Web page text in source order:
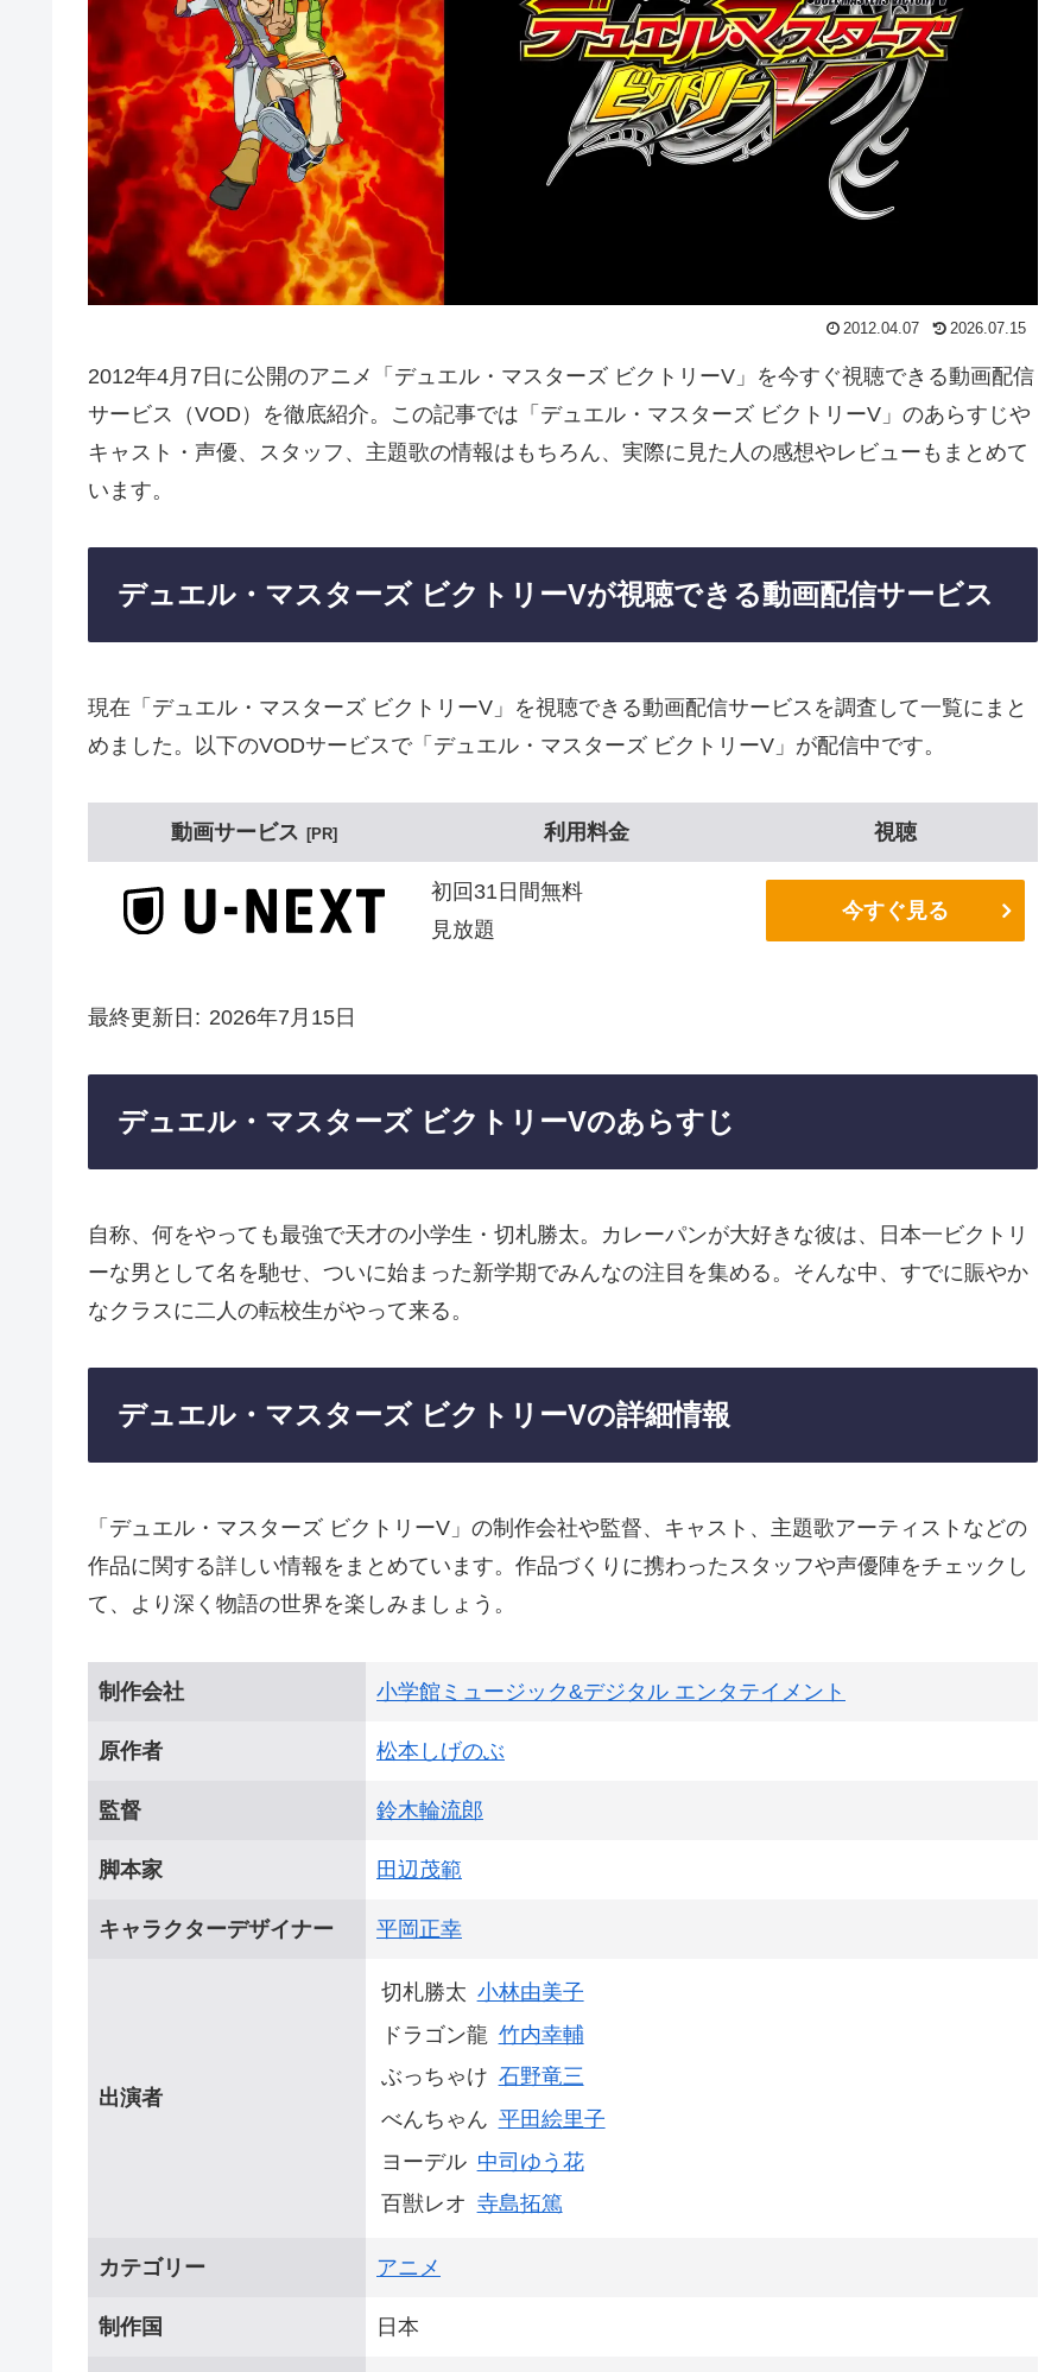
2012.04.07 2026.07.15
2012年4月7日に公開のアニメ「デュエル・マスターズ ビクトリーV」を今すぐ視聴できる動画配信
サービス（VOD）を徹底紹介。この記事では「デュエル・マスターズ ビクトリーV」のあらすじや
キャスト・声優、スタッフ、主題歌の情報はもちろん、実際に見た人の感想やレビューもまとめて
います。
デュエル・マスターズ ビクトリーVが視聴できる動画配信サービス
現在「デュエル・マスターズ ビクトリーV」を視聴できる動画配信サービスを調査して一覧にまと
めました。以下のVODサービスで「デュエル・マスターズ ビクトリーV」が配信中です。
動画サービス PR 利用料金 視聴
初回31日間無料
見放題
今すぐ見る
最終更新日 2026年7月15日
デュエル・マスターズ ビクトリーVのあらすじ
自称、何をやっても最強で天才の小学生・切札勝太。カレーパンが大好きな彼は、日本一ビクトリ
ーな男として名を馳せ、ついに始まった新学期でみんなの注目を集める。そんな中、すでに賑やか
なクラスに二人の転校生がやって来る。
デュエル・マスターズ ビクトリーVの詳細情報
「デュエル・マスターズ ビクトリーV」の制作会社や監督、キャスト、主題歌アーティストなどの
作品に関する詳しい情報をまとめています。作品づくりに携わったスタッフや声優陣をチェックし
て、より深く物語の世界を楽しみましょう。
制作会社 小学館ミュージック&デジタル エンタテイメント
原作者 松本しげのぶ
監督 鈴木輪流郎
脚本家 田辺茂範
キャラクターデザイナー 平岡正幸
出演者
切札勝太 小林由美子
ドラゴン龍 竹内幸輔
ぶっちゃけ 石野竜三
べんちゃん 平田絵里子
ヨーデル 中司ゆう花
百獣レオ 寺島拓篤
カテゴリー アニメ
制作国 日本